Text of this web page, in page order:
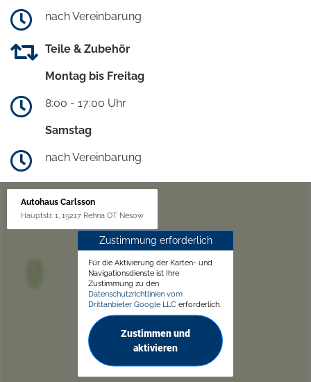
nach Vereinbarung
Teile & Zubehör
Montag bis Freitag
8:00 - 17:00 Uhr
Samstag
nach Vereinbarung
Autohaus Carlsson
Hauptstr. 1, 19217 Rehna OT Nesow
Zustimmung erforderlich
Für die Aktivierung der Karten- und
Navigationsdienste ist Ihre
Zustimmung zu den
Datenschutzrichtlinien vom
Drittanbieter Google LLC erforderlich.
Zustimmen und
aktivieren